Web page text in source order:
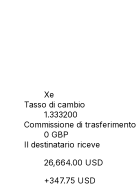
Xe
Tasso di cambio
1.333200
Commissione di trasferimento
0 GBP
Il destinatario riceve
26,664.00 USD
+347.75 USD